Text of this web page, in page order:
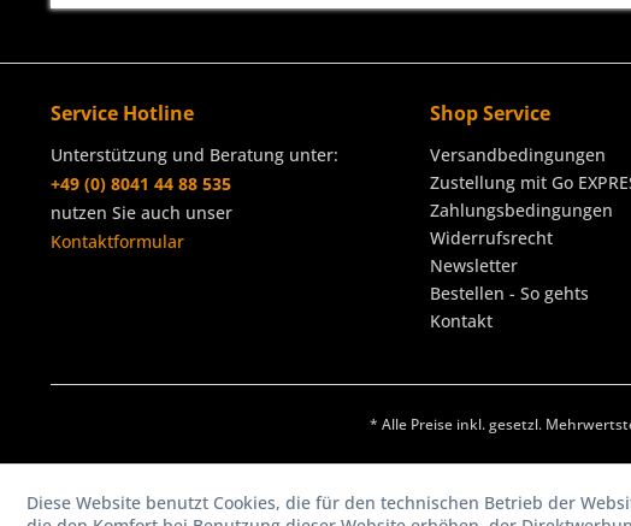
Service Hotline
Unterstützung und Beratung unter:
+49 (0) 8041 44 88 535
nutzen Sie auch unser
Kontaktformular
Shop Service
Versandbedingungen
Zustellung mit Go
Zahlungsbedingungen
Widerrufsrecht
Newsletter
Bestellen - So gehts
Kontakt
* Alle Preise inkl. gesetzl.
Diese Website benutzt Cookies, die für den technischen Betrieb der